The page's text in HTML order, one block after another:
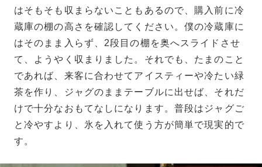
はそもそも収まらないこともあるので、購入前に冷
蔵庫の棚の高さを確認してください。僕の冷蔵庫に
はそのまま入らず、2段目の棚を奥へスライドさせ
て、ようやく収まりました。それでも、たまのこと
であれば、来客に合わせてアイスティーや冷たい緑
茶を作り、ジャグのままテーブルに出せば、それだ
けで十分なおもてなしになります。普段はジャグご
と冷やすより、氷を入れて使う方が簡単で現実的で
す。